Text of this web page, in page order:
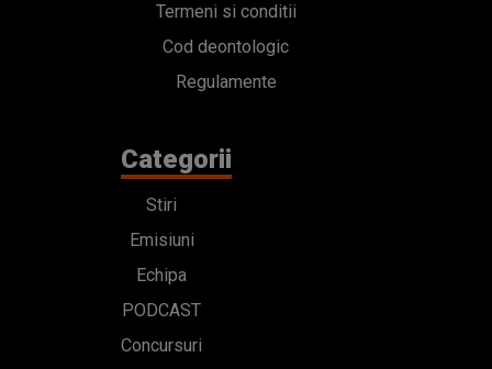
Termeni si conditii
Cod deontologic
Regulamente
Categorii
Stiri
Emisiuni
Echipa
PODCAST
Concursuri